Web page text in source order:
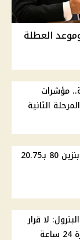
ترحيل إجازة المولد النبوي 2026 وموعد العطلة
مؤشرات
أسعار الوقود في مصر اليوم .. بنزين 80 بـ20.75
لا قرار